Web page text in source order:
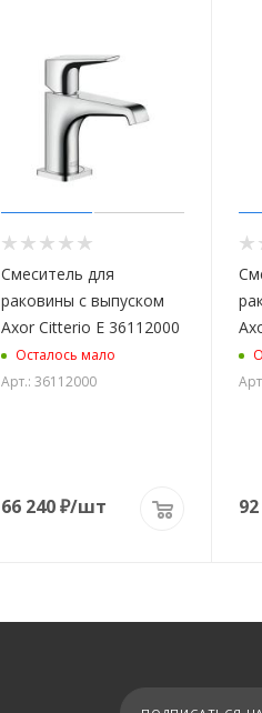
Смеситель для
раковины с выпуском
Axor Citterio E 36112000
Осталось мало
Арт.: 36112000
66 240₽/шт